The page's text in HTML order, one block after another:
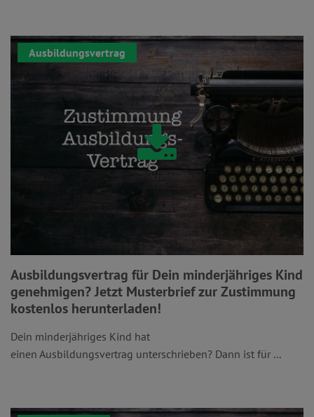
Ausbildungsvertrag
Ausbildungsvertrag für Dein minderjähriges Kind
genehmigen? Jetzt Musterbrief zur Zustimmung
kostenlos herunterladen!
Dein minderjähriges Kind hat
einen Ausbildungsvertrag unterschrieben? Dann ist für ...